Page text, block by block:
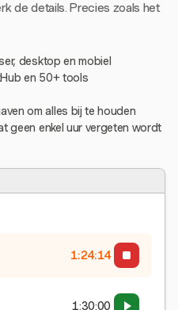
de details. Precies zoals het
desktop en mobiel
en 50+ tools
om alles bij te houden
geen enkel uur vergeten wordt
1:24:15
1:30:00